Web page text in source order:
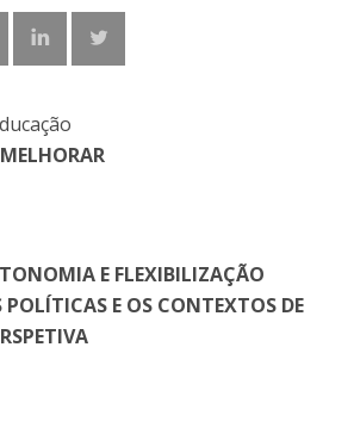
E FLEXIBILIZAÇÃO
POLÍTICAS E OS CONTEXTOS DE